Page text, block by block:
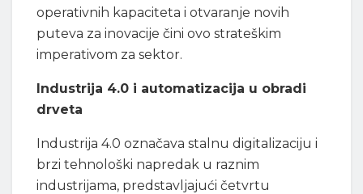
operativnih kapaciteta i otvaranje novih
puteva za inovacije čini ovo strateškim
imperativom za sektor.
Industrija 4.0 i automatizacija u obradi
drveta
Industrija 4.0 označava stalnu digitalizaciju i
brzi tehnološki napredak u raznim
industrijama, predstavljajući četvrtu